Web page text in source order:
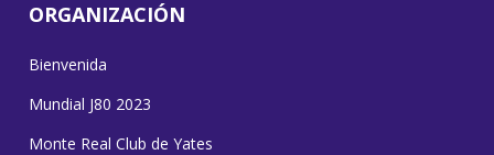
ORGANIZACIÓN
Bienvenida
Mundial J80 2023
Monte Real Club de Yates